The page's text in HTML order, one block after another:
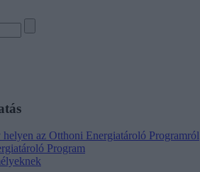
helyen az Otthoni Energiatároló Programról
Program